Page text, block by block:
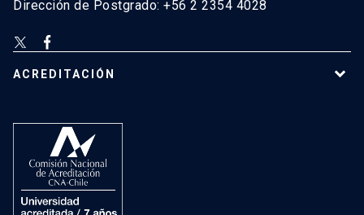
Dirección de Postgrado: +56 2 2354 4028
ACREDITACIÓN